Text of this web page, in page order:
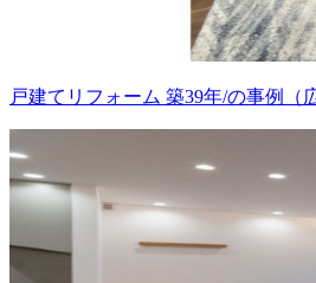
戸建てリフォーム 築39年/の事例（